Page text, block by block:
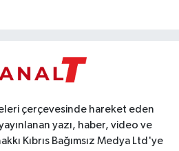
çerçevesinde hareket eden
yazı, haber, video ve
Kıbrıs Bağımsız Medya Ltd'ye